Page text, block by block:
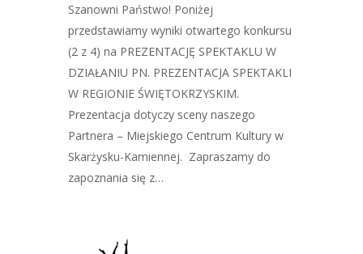
Szanowni Państwo! Poniżej
przedstawiamy wyniki otwartego konkursu
(2 z 4) na PREZENTACJĘ SPEKTAKLU W
DZIAŁANIU PN. PREZENTACJA SPEKTAKLI
W REGIONIE ŚWIĘTOKRZYSKIM.
Prezentacja dotyczy sceny naszego
Partnera – Miejskiego Centrum Kultury w
Skarżysku-Kamiennej. Zapraszamy do
zapoznania się z…